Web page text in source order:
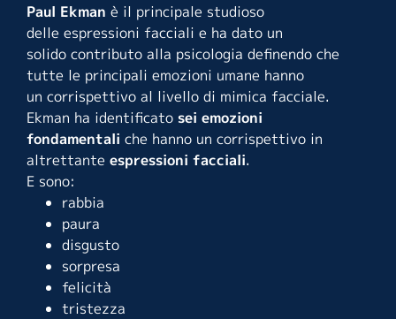
Paul Ekman è il principale studioso
delle espressioni facciali e ha dato un
solido contributo alla psicologia definendo che
tutte le principali emozioni umane hanno
un corrispettivo al livello di mimica facciale.
Ekman ha identificato sei emozioni
fondamentali che hanno un corrispettivo in
altrettante espressioni facciali.
E sono:
rabbia
paura
disgusto
sorpresa
felicità
tristezza